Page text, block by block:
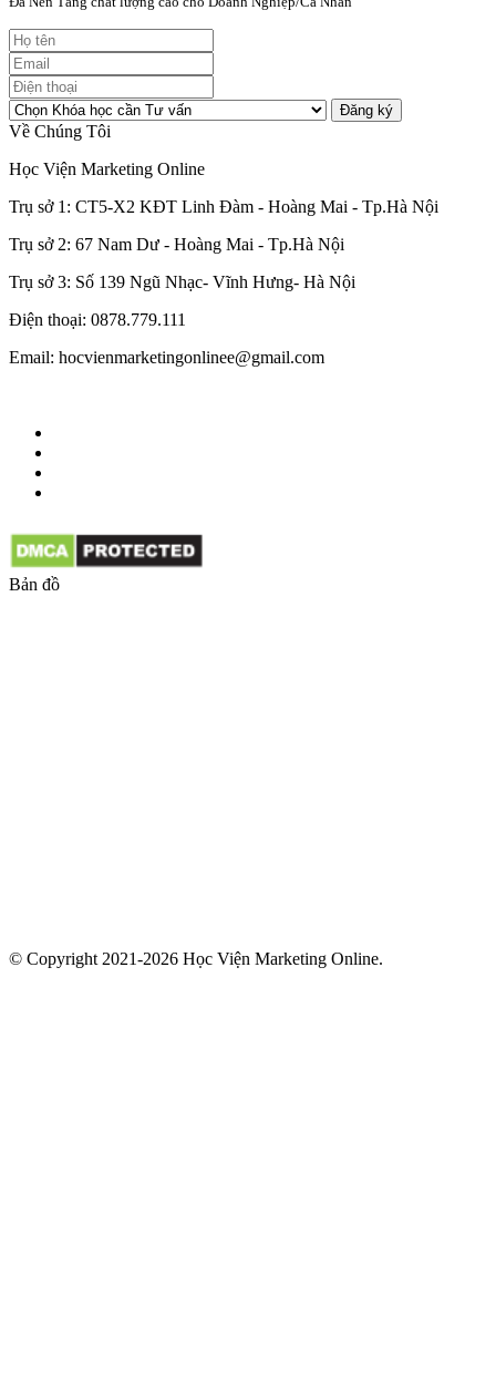
Đăng ký
Về Chúng Tôi
Học Viện Marketing Online
Trụ sở 1: CT5-X2 KĐT Linh Đàm - Hoàng Mai - Tp.Hà Nội
Trụ sở 2: 67 Nam Dư - Hoàng Mai - Tp.Hà Nội
Trụ sở 3: Số 139 Ngũ Nhạc- Vĩnh Hưng- Hà Nội
Điện thoại: 0878.779.111
Email: hocvienmarketingonlinee@gmail.com
Bản đồ
© Copyright 2021-2026 Học Viện Marketing Online.